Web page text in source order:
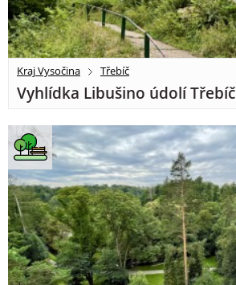
Kraj Vysočina Třebíč
Vyhlídka Libušino údolí Třebíč